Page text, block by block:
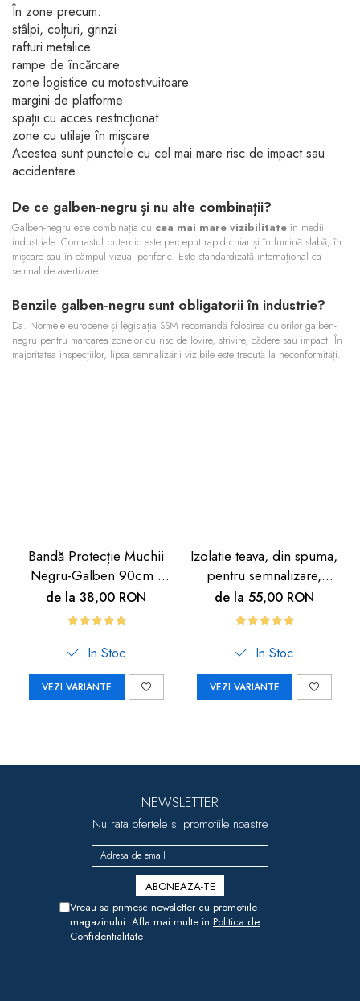
În zone precum:
stâlpi, colțuri, grinzi
rafturi metalice
rampe de încărcare
zone logistice cu motostivuitoare
margini de platforme
spații cu acces restricționat
zone cu utilaje în mișcare
Acestea sunt punctele cu cel mai mare risc de impact sau
accidentare.
De ce galben-negru și nu alte combinații?
Galben-negru este combinația cu cea mai mare vizibilitateîn medii
industriale. Contrastul puternic este perceput rapid chiar și în lumină slabă, în
mișcare sau în câmpul vizual periferic. Este standardizată internațional ca
semnal de avertizare.
Benzile galben-negru sunt obligatorii în industrie?
Da. Normele europene și legislația SSM recomandă folosirea culorilor galben-
negru pentru marcarea zonelor cu risc de lovire, strivire, cădere sau impact. În
majoritatea inspecțiilor, lipsa semnalizării vizibile este trecută la neconformități.
Bandă Protecție Muchii
Negru-Galben 90cm |
Carboysafety
de la 38,00 RON
In Stoc
VEZI VARIANTE
Izolatie teava, din spuma,
pentru semnalizare,
negru-galben, 90cm
de la 55,00 RON
In Stoc
VEZI VARIANTE
NEWSLETTER
Nu rata ofertele si promotiile noastre
Vreau sa primesc newsletter cu promotiile
magazinului. Afla mai multe in Politica de
Confidentialitate